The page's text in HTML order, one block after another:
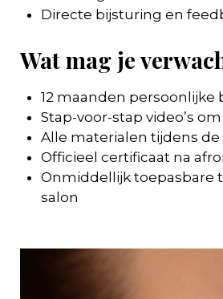
Directe bijsturing en
Wat mag je
12 maanden persoonlijke
Stap-voor-stap video’s
Alle materialen tijdens
Officieel certificaat na
Onmiddellijk toepasbare
salon